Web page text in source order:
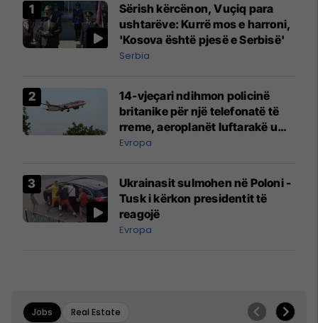
Sërish kërcënon, Vuçiq para
ushtarëve: Kurrë mos e harroni,
'Kosova është pjesë e Serbisë'
Serbia
14-vjeçari ndihmon policinë
britanike për një telefonatë të
rreme, aeroplanët luftarakë u
ngritën në ajër për të
Mançesterit
Evropa
Ukrainasit sulmohen në Poloni -
Tusk i kërkon presidentit të
reagojë
Evropa
Jobs Real Estate